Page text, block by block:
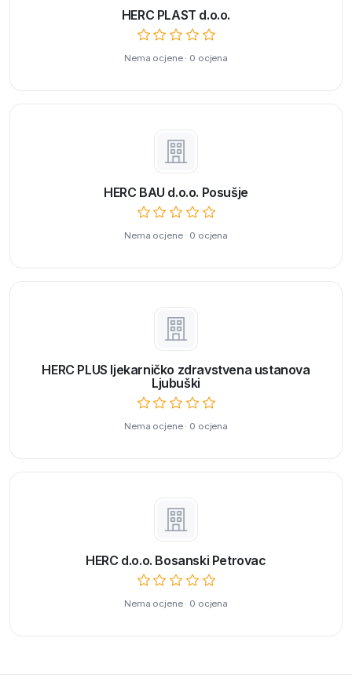
HERC PLAST d.o.o.
Nema ocjene · 0 ocjena
HERC BAU d.o.o. Posušje
Nema ocjene · 0 ocjena
HERC PLUS ljekarničko zdravstvena ustanova
Ljubuški
Nema ocjene · 0 ocjena
HERC d.o.o. Bosanski Petrovac
Nema ocjene · 0 ocjena